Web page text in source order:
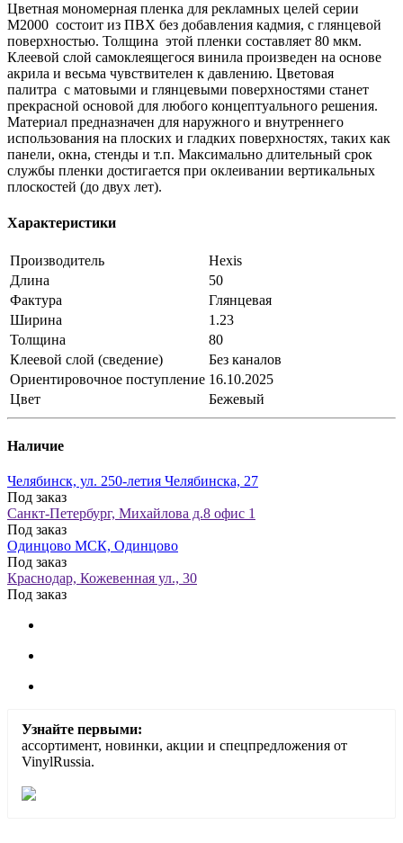
Цветная мономерная пленка для рекламных целей серии
M2000 состоит из ПВХ без добавления кадмия, с глянцевой
поверхностью. Толщина этой пленки составляет 80 мкм.
Клеевой слой самоклеящегося винила произведен на основе
акрила и весьма чувствителен к давлению. Цветовая
палитра с матовыми и глянцевыми поверхностями станет
прекрасной основой для любого концептуального решения.
Материал предназначен для наружного и внутреннего
использования на плоских и гладких поверхностях, таких как
панели, окна, стенды и т.п. Максимально длительный срок
службы пленки достигается при оклеивании вертикальных
плоскостей (до двух лет).
Характеристики
Производитель
Hexis
Длина
50
Фактура
Глянцевая
Ширина
1.23
Толщина
80
Клеевой слой (сведение)
Без каналов
Ориентировочное поступление 16.10.2025
Цвет
Бежевый
Наличие
Челябинск, ул. 250-летия Челябинска, 27
Под заказ
Санкт-Петербург, Михайлова д.8 офис 1
Под заказ
Одинцово МСК, Одинцово
Под заказ
Краснодар, Кожевенная ул., 30
Под заказ
Узнайте первыми:
ассортимент, новинки, акции и спецпредложения от
VinylRussia.